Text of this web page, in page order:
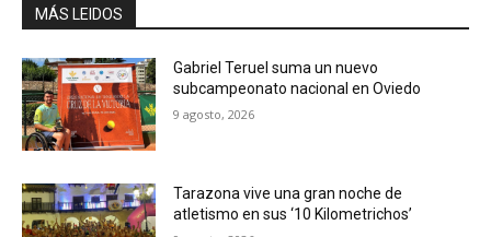
MÁS LEIDOS
Gabriel Teruel suma un nuevo
subcampeonato nacional en Oviedo
9 agosto, 2026
Tarazona vive una gran noche de
atletismo en sus ‘10 Kilometrichos’